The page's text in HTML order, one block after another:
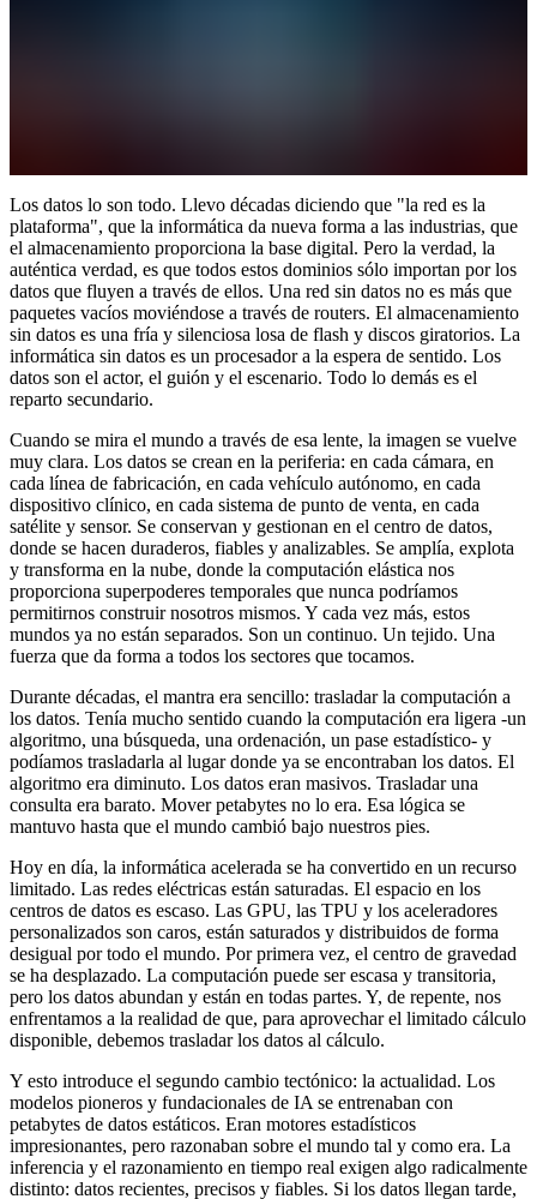
Los datos lo son todo. Llevo décadas diciendo que "la red es la
plataforma", que la informática da nueva forma a las industrias, que
el almacenamiento proporciona la base digital. Pero la verdad, la
auténtica verdad, es que todos estos dominios sólo importan por los
datos que fluyen a través de ellos. Una red sin datos no es más que
paquetes vacíos moviéndose a través de routers. El almacenamiento
sin datos es una fría y silenciosa losa de flash y discos giratorios. La
informática sin datos es un procesador a la espera de sentido. Los
datos son el actor, el guión y el escenario. Todo lo demás es el
reparto secundario.
Cuando se mira el mundo a través de esa lente, la imagen se vuelve
muy clara. Los datos se crean en la periferia: en cada cámara, en
cada línea de fabricación, en cada vehículo autónomo, en cada
dispositivo clínico, en cada sistema de punto de venta, en cada
satélite y sensor. Se conservan y gestionan en el centro de datos,
donde se hacen duraderos, fiables y analizables. Se amplía, explota
y transforma en la nube, donde la computación elástica nos
proporciona superpoderes temporales que nunca podríamos
permitirnos construir nosotros mismos. Y cada vez más, estos
mundos ya no están separados. Son un continuo. Un tejido. Una
fuerza que da forma a todos los sectores que tocamos.
Durante décadas, el mantra era sencillo: trasladar la computación a
los datos. Tenía mucho sentido cuando la computación era ligera -un
algoritmo, una búsqueda, una ordenación, un pase estadístico- y
podíamos trasladarla al lugar donde ya se encontraban los datos. El
algoritmo era diminuto. Los datos eran masivos. Trasladar una
consulta era barato. Mover petabytes no lo era. Esa lógica se
mantuvo hasta que el mundo cambió bajo nuestros pies.
Hoy en día, la informática acelerada se ha convertido en un recurso
limitado. Las redes eléctricas están saturadas. El espacio en los
centros de datos es escaso. Las GPU, las TPU y los aceleradores
personalizados son caros, están saturados y distribuidos de forma
desigual por todo el mundo. Por primera vez, el centro de gravedad
se ha desplazado. La computación puede ser escasa y transitoria,
pero los datos abundan y están en todas partes. Y, de repente, nos
enfrentamos a la realidad de que, para aprovechar el limitado cálculo
disponible, debemos trasladar los datos al cálculo.
Y esto introduce el segundo cambio tectónico: la actualidad. Los
modelos pioneros y fundacionales de IA se entrenaban con
petabytes de datos estáticos. Eran motores estadísticos
impresionantes, pero razonaban sobre el mundo tal y como era. La
inferencia y el razonamiento en tiempo real exigen algo radicalmente
distinto: datos recientes, precisos y fiables. Si los datos llegan tarde,